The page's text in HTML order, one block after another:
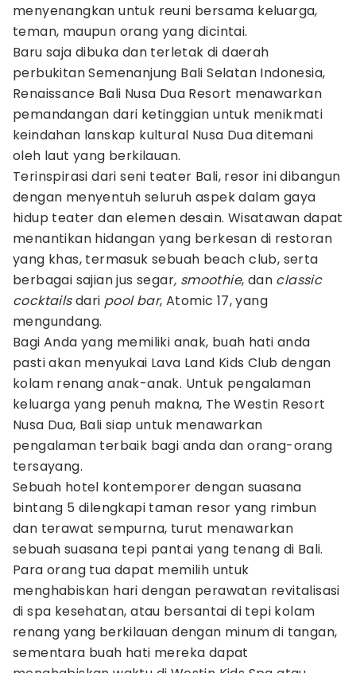
menyenangkan untuk reuni bersama keluarga,
teman, maupun orang yang dicintai.
Baru saja dibuka dan terletak di daerah
perbukitan Semenanjung Bali Selatan Indonesia,
Renaissance Bali Nusa Dua Resort menawarkan
pemandangan dari ketinggian untuk menikmati
keindahan lanskap kultural Nusa Dua ditemani
oleh laut yang berkilauan.
Terinspirasi dari seni teater Bali, resor ini dibangun
dengan menyentuh seluruh aspek dalam gaya
hidup teater dan elemen desain. Wisatawan dapat
menantikan hidangan yang berkesan di restoran
yang khas, termasuk sebuah beach club, serta
berbagai sajian jus segar, smoothie, dan classic
cocktailsdari pool bar, Atomic 17, yang
mengundang.
Bagi Anda yang memiliki anak, buah hati anda
pasti akan menyukai Lava Land Kids Club dengan
kolam renang anak-anak. Untuk pengalaman
keluarga yang penuh makna, The Westin Resort
Nusa Dua, Bali siap untuk menawarkan
pengalaman terbaik bagi anda dan orang-orang
tersayang.
Sebuah hotel kontemporer dengan suasana
bintang 5 dilengkapi taman resor yang rimbun
dan terawat sempurna, turut menawarkan
sebuah suasana tepi pantai yang tenang di Bali.
Para orang tua dapat memilih untuk
menghabiskan hari dengan perawatan revitalisasi
di spa kesehatan, atau bersantai di tepi kolam
renang yang berkilauan dengan minum di tangan,
sementara buah hati mereka dapat